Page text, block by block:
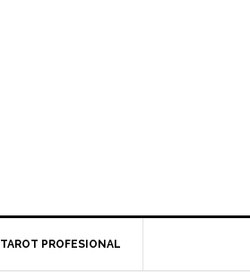
TAROT PROFESIONAL